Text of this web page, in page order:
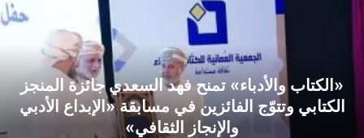
«الكتاب والأدباء» تمنح فهد السعدي جائزة المنجز
الكتابي وتتوّج الفائزين في مسابقة «الإبداع الأدبي
والإنجاز الثقافي»